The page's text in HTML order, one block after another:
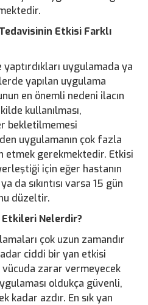
Etkisi Farklı
uygulamada ya
yapılan uygulama
en önemli nedeni ilacın
kullanılması,
bekletilmemesi
uygulamanın çok fazla
etmek gerekmektedir. Etkisi
için eğer hastanın
da sıkıntısı varsa 15 gün
düzeltir.
Etkileri Nelerdir?
çok uzun zamandır
ciddi bir yan etkisi
zarar vermeyecek
oldukça güvenli,
kadar azdır. En sık yan